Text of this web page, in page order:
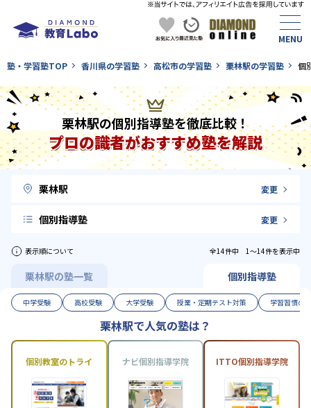
塾・学習塾TOP 香川県の学習塾 高松市の学習塾 栗林駅の学習塾 個
栗林駅の個別指導塾を徹底比較！
プロの識者がおすすめ塾を解説
栗林駅 変更
個別指導塾 変更
表示順について 全14件中 1〜14件を表示中
栗林駅の塾一覧 個別指導塾
中学受験 高校受験 大学受験 授業・定期テスト対策 学習習慣の
栗林駅で人気の塾は？
個別教室のトライ ナビ個別指導学院 ITTO個別指導学院